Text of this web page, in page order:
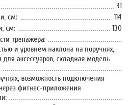
31
см:
114
см:
130
тренажера:
и уровнем наклона на поручнях,
для аксессуаров, складная модель
возможность подключения
фитнес-приложения